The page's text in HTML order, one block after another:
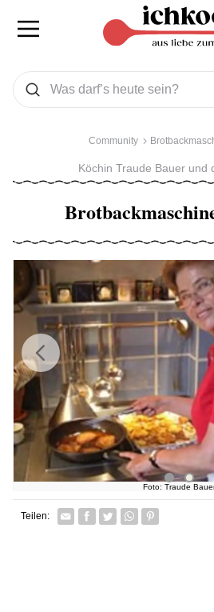
Was wollen Sie suchen
Suchen
Community
Köchin Traude Bauer und
Foto: Traude
Previous
Teilen: Facebook
TwitterWhatsapp
Pin it